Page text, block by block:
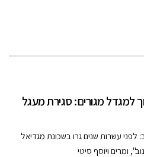
למגדל מגורים: סגירת מעגל
עשרות שנים גרו בשכונת מגדיאל
ומרים ויוסף סיטי